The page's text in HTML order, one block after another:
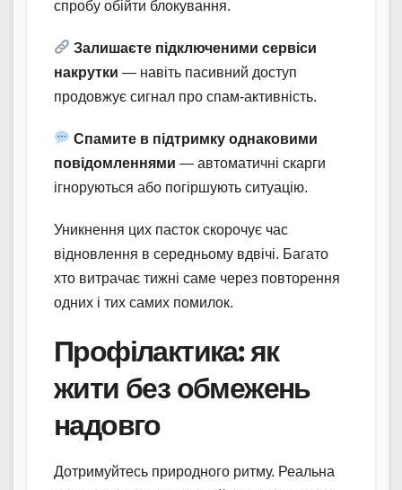
спробу обійти блокування.
Залишаєте підключеними сервіси
накрутки — навіть пасивний доступ
продовжує сигнал про спам-активність.
Спамите в підтримку однаковими
повідомленнями — автоматичні скарги
ігноруються або погіршують ситуацію.
Уникнення цих пасток скорочує час
відновлення в середньому вдвічі. Багато
хто витрачає тижні саме через повторення
одних і тих самих помилок.
Профілактика: як
жити без обмежень
надовго
Дотримуйтесь природного ритму. Реальна